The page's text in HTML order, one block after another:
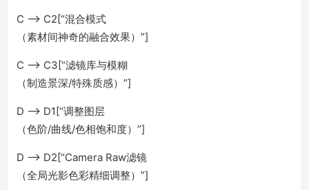
C --> C2[“混合模式
（素材间神奇的融合效果）”]
C --> C3[“滤镜库与模糊
（制造景深/特殊质感）”]
D --> D1[“调整图层
（色阶/曲线/色相饱和度）”]
D --> D2[“Camera Raw滤镜
（全局光影色彩精细调整）”]